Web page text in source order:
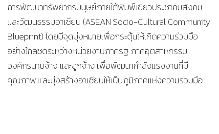
การพัฒนาทรัพยากรมนุษย์ภายใต้พิมพ์เขียวประชาคมสังคม
และวัฒนธรรมอาเซียน (ASEAN Socio-Cultural Community
Blueprint) โดยมีจุดมุ่งหมายเพื่อกระตุ้นให้เกิดความร่วมมือ
อย่างใกล้ชิดระหว่างหน่วยงานภาครัฐ ภาคอุตสาหกรรม
องค์กรนายจ้าง และลูกจ้าง เพื่อพัฒนากำลังแรงงานที่มี
คุณภาพ และมุ่งสร้างอาเซียนให้เป็นภูมิภาคแห่งความร่วมมือ